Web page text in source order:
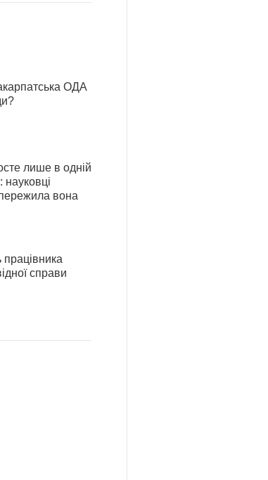
ОДА
лише в одній
науковці
вона
справи